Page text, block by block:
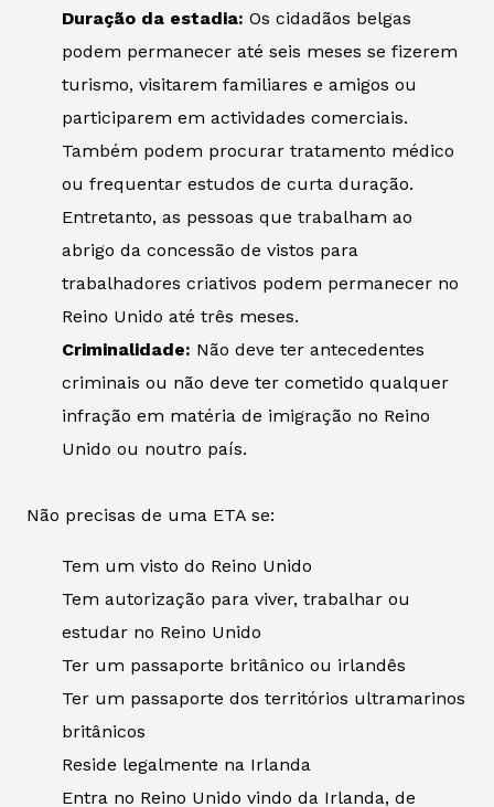
Duração da estadia: Os cidadãos belgas
podem permanecer até seis meses se fizerem
turismo, visitarem familiares e amigos ou
participarem em actividades comerciais.
Também podem procurar tratamento médico
ou frequentar estudos de curta duração.
Entretanto, as pessoas que trabalham ao
abrigo da concessão de vistos para
trabalhadores criativos podem permanecer no
Reino Unido até três meses.
Criminalidade: Não deve ter antecedentes
criminais ou não deve ter cometido qualquer
infração em matéria de imigração no Reino
Unido ou noutro país.
Não precisas de uma ETA se:
Tem um visto do Reino Unido
Tem autorização para viver, trabalhar ou
estudar no Reino Unido
Ter um passaporte britânico ou irlandês
Ter um passaporte dos territórios ultramarinos
britânicos
Reside legalmente na Irlanda
Entra no Reino Unido vindo da Irlanda, de